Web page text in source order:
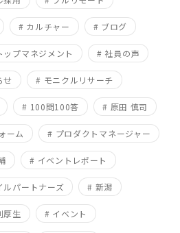
# カルチャー # ブログ
ップマネジメント # 社員の声
せ # モニクルリサーチ
# 100問100答 # 原田 慎司
ーム # プロダクトマネージャー
# イベントレポート
ルパートナーズ # 新潟
厚生 # イベント